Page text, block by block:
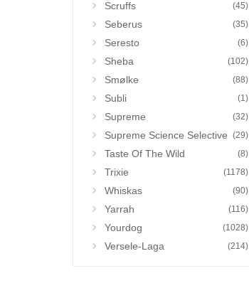
Scruffs (45)
Seberus (35)
Seresto (6)
Sheba (102)
Smølke (88)
Subli (1)
Supreme (32)
Supreme Science Selective (29)
Taste Of The Wild (8)
Trixie (1178)
Whiskas (90)
Yarrah (116)
Yourdog (1028)
Versele-Laga (214)